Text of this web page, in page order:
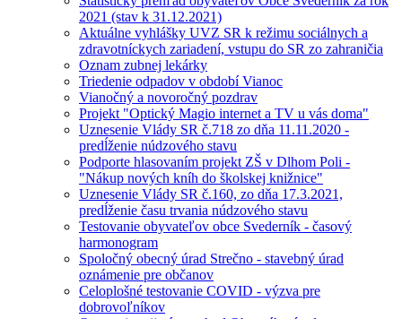
2021 (stav k 31.12.2021)
Aktuálne vyhlášky UVZ SR k režimu sociálnych a
zdravotníckych zariadení, vstupu do SR zo zahraničia
Oznam zubnej lekárky
Triedenie odpadov v období Vianoc
Vianočný a novoročný pozdrav
Projekt "Optický Magio internet a TV u vás doma"
Uznesenie Vlády SR č.718 zo dňa 11.11.2020 -
predĺženie núdzového stavu
Podporte hlasovaním projekt ZŠ v Dlhom Poli -
"Nákup nových kníh do školskej knižnice"
Uznesenie Vlády SR č.160, zo dňa 17.3.2021,
predĺženie času trvania núdzového stavu
Testovanie obyvateľov obce Svederník - časový
harmonogram
Spoločný obecný úrad Strečno - stavebný úrad
oznámenie pre občanov
Celoplošné testovanie COVID - výzva pre
dobrovoľníkov